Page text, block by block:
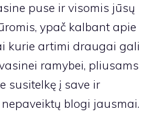
puse ir visomis jūsų
ypač kalbant apie
kurie artimi draugai gali
ramybei, pliusams
susitelkę į save ir
blogi jausmai.